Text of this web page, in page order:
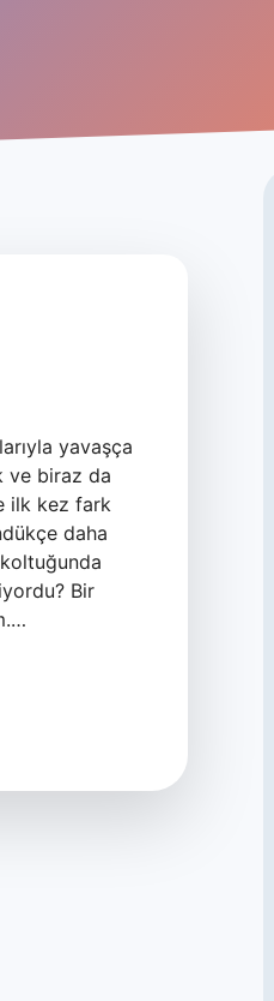
yavaşça
ve biraz da
ilk kez fark
daha
koltuğunda
Bir